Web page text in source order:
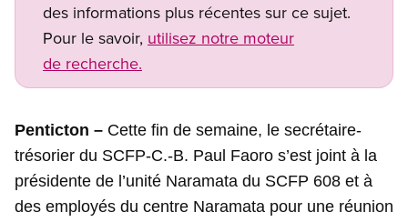
des informations plus récentes sur ce sujet.
Pour le savoir, utilisez notre moteur
de recherche.
Penticton – Cette fin de semaine, le secrétaire-
trésorier du SCFP-C.-B. Paul Faoro s’est joint à la
présidente de l’unité Naramata du SCFP 608 et à
des employés du centre Naramata pour une réunion